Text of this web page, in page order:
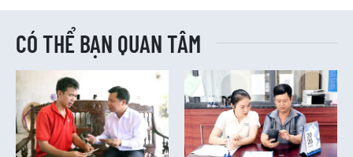
CÓ THỂ BẠN QUAN TÂM